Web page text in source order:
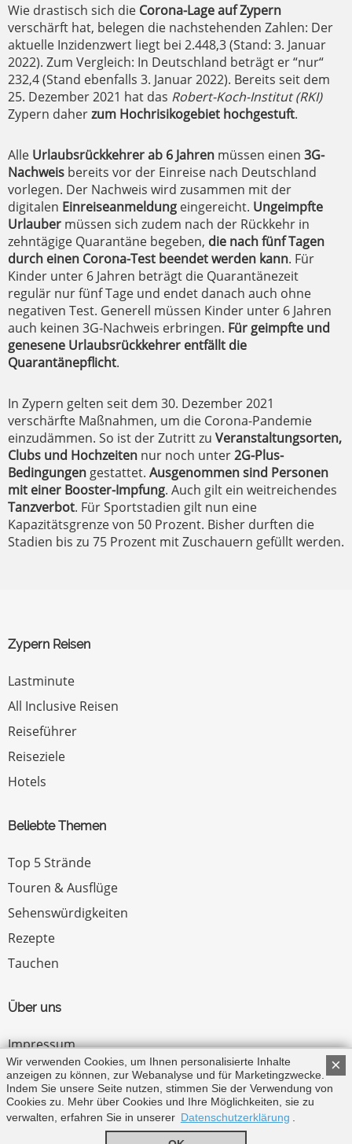
Wie drastisch sich die Corona-Lage auf Zypern
verschärft hat, belegen die nachstehenden Zahlen: Der
aktuelle Inzidenzwert liegt bei 2.448,3 (Stand: 3. Januar
2022). Zum Vergleich: In Deutschland beträgt er “nur“
232,4 (Stand ebenfalls 3. Januar 2022). Bereits seit dem
25. Dezember 2021 hat das Robert-Koch-Institut (RKI)
Zypern daherzum Hochrisikogebiet hochgestuft.
Alle Urlaubsrückkehrer ab 6 Jahren müssen einen 3G-
Nachweis bereits vor der Einreise nach Deutschland
vorlegen. Der Nachweis wird zusammen mit der
digitalen Einreiseanmeldung eingereicht. Ungeimpfte
Urlauber müssen sich zudem nach der Rückkehr in
zehntägige Quarantäne begeben, die nach fünf Tagen
durch einen Corona-Test beendet werden kann. Für
Kinder unter 6 Jahren beträgt die Quarantänezeit
regulär nur fünf Tage und endet danach auch ohne
negativen Test. Generell müssen Kinder unter 6 Jahren
auch keinen 3G-Nachweis erbringen. Für geimpfte und
genesene Urlaubsrückkehrer entfällt die
Quarantänepflicht.
In Zypern gelten seit dem 30. Dezember 2021
verschärfte Maßnahmen, um die Corona-Pandemie
einzudämmen. So ist der Zutritt zu Veranstaltungsorten,
Clubs und Hochzeiten nur noch unter2G-Plus-
Bedingungen gestattet. Ausgenommen sind Personen
mit einer Booster-Impfung. Auch gilt ein weitreichendes
Tanzverbot. Für Sportstadien gilt nun eine
Kapazitätsgrenze von 50 Prozent. Bisher durften die
Stadien bis zu 75 Prozent mit Zuschauern gefüllt werden.
Zypern Reisen
Lastminute
All Inclusive Reisen
Reiseführer
Reiseziele
Hotels
Beliebte Themen
Top 5 Strände
Touren & Ausflüge
Sehenswürdigkeiten
Rezepte
Tauchen
Über uns
Impressum
Datenschutz
Zum Menü ↑
© Copyright 2026 by Zypern.de
×
Wir verwenden Cookies, um Ihnen personalisierte Inhalte
anzeigen zu können, zur Webanalyse und für Marketingzwecke.
Indem Sie unsere Seite nutzen, stimmen Sie der Verwendung von
Cookies zu. Mehr über Cookies und Ihre Möglichkeiten, sie zu
verwalten, erfahren Sie in unserer Datenschutzerklärung